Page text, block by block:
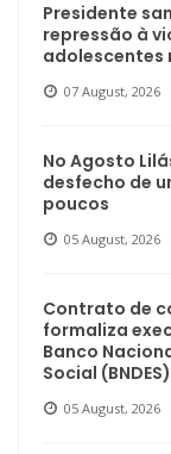
Presidente
repressão à
adolescentes
07 August, 2026
No Agosto
desfecho de
poucos
05 August, 2026
Contrato de
formaliza
Banco
Social
05 August, 2026